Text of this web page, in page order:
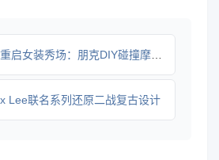
启女装秀场：朋克DIY碰撞摩登剪裁
Lee联名系列还原二战复古设计